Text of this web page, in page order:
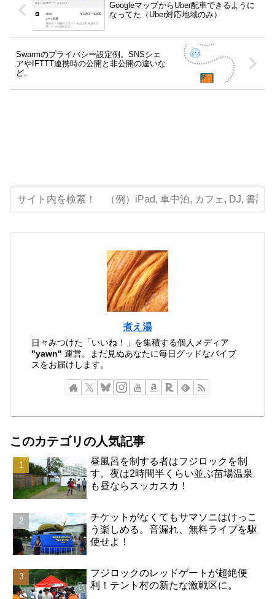
GoogleマップからUber配車できるように
なってた（Uber対応地域のみ）
Swarmのプライバシー設定例。SNSシェ
アやIFTTT連携時の公開と非公開の違いな
ど。
煮え湯
日々みつけた「いいね！」を集積する個人メディア
"yawn" 運営。まだ見ぬあなたに毎日グッドなバイブ
スをお届けします。
このカテゴリの人気記事
昼風呂を制する者はフジロックを制
す。夜は2時間半くらい並ぶ苗場温泉
も昼ならスッカスカ！
チケットがなくてもサマソニはけっこ
う楽しめる。音漏れ、無料ライブを駆
使せよ！
フジロックのレッドゲートが超絶便
利！テント村の新たな激戦区に。